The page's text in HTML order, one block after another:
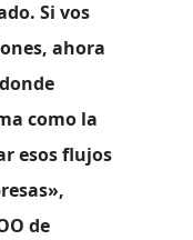
Si vos
ahora
como la
esos flujos
de